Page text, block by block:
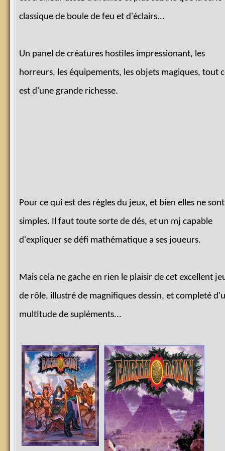
classique de boule de feu et d'éclairs...
Un panel de créatures hostiles impressionant, les
horreurs, les équipements, les objets magiques, tout
est d'une grande richesse.
Pour ce qui est des règles du jeux, et bien elles ne
simples. Il faut toute sorte de dés, et un mj capable
d'expliquer se défi mathématique a ses joueurs.
Mais cela ne gache en rien le plaisir de cet excellent
de rôle, illustré de magnifiques dessin, et completé
multitude de supléments...